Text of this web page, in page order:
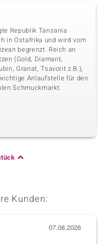
Republik Tansania
in Ostafrika und wird vom
begrenzt. Reich an
(Gold, Diamant,
Granat, Tsavorit z.B.),
Anlaufstelle für den
Schmuckmarkt.
Kunden:
07.08.2026